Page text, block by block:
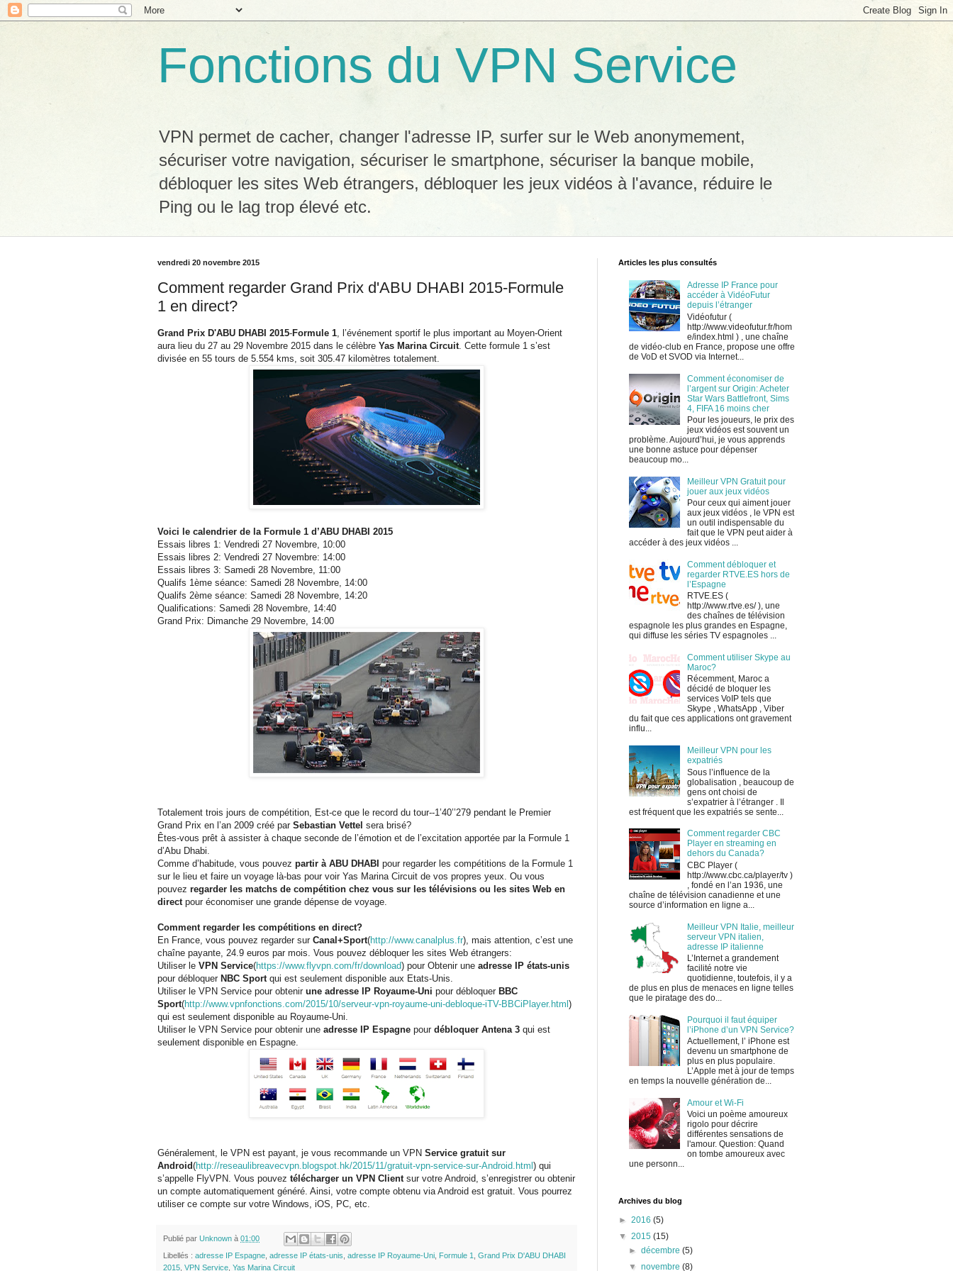
Fonctions du VPN Service
VPN permet de cacher, changer l'adresse IP, surfer sur le Web anonymement,
sécuriser votre navigation, sécuriser le smartphone, sécuriser la banque mobile,
débloquer les sites Web étrangers, débloquer les jeux vidéos à l'avance, réduire le
Ping ou le lag trop élevé etc.
vendredi 20 novembre 2015
Comment regarder Grand Prix d'ABU DHABI 2015-Formule
1 en direct?
Grand Prix D'ABU DHABI 2015-Formule 1 , l’événement sportif le plus important au Moyen-Orient
aura lieu du 27 au 29 Novembre 2015 dans le célèbre Yas Marina Circuit . Cette formule 1 s’est
divisée en 55 tours de 5.554 kms, soit 305.47 kilomètres totalement.
Voici le calendrier de la Formule 1 d’ABU DHABI 2015
Essais libres 1: Vendredi 27 Novembre, 10:00
Essais libres 2: Vendredi 27 Novembre: 14:00
Essais libres 3: Samedi 28 Novembre, 11:00
Qualifs 1ème séance: Samedi 28 Novembre, 14:00
Qualifs 2ème séance: Samedi 28 Novembre, 14:20
Qualifications: Samedi 28 Novembre, 14:40
Grand Prix: Dimanche 29 Novembre, 14:00
Totalement trois jours de compétition, Est-ce que le record du tour--1’40’’279 pendant le Premier
Grand Prix en l’an 2009 créé par Sebastian Vettel sera brisé?
Êtes-vous prêt à assister à chaque seconde de l’émotion et de l’excitation apportée par la Formule 1
d’Abu Dhabi.
Comme d’habitude, vous pouvez partir à ABU DHABI pour regarder les compétitions de la Formule 1
sur le lieu et faire un voyage là-bas pour voir Yas Marina Circuit de vos propres yeux . Ou vous
pouvez regarder les matchs de compétition chez vous sur les télévisions ou les sites Web en
direct pour économiser une grande dépense de voyage.
Comment regarder les compétitions en direct?
En France, vous pouvez regarder sur Canal+Sport(http://www.canalplus.fr) , mais attention, c’est une
chaîne payante, 24.9 euros par mois. Vous pouvez débloquer les sites Web étrangers:
Utiliser le VPN Service(https://www.flyvpn.com/fr/download) pour Obtenir une adresse IP états-unis
pour débloquer NBC Sport qui est seulement disponible aux Etats-Unis.
Utiliser le VPN Service pour obtenir une adresse IP Royaume-Uni pour débloquer BBC
Sport(http://www.vpnfonctions.com/2015/10/serveur-vpn-royaume-uni-debloque-iTV-BBCiPlayer.html)
qui est seulement disponible au Royaume-Uni.
Utiliser le VPN Service pour obtenir une adresse IP Espagne pour débloquer Antena 3 qui est
seulement disponible en Espagne.
Généralement, le VPN est payant, je vous recommande un VPN Service gratuit sur
Android(http://reseaulibreavecvpn.blogspot.hk/2015/11/gratuit-vpn-service-sur-Android.html) qui
s’appelle FlyVPN. Vous pouvez télécharger un VPN Client sur votre Android, s’enregistrer ou obtenir
un compte automatiquement généré. Ainsi, votre compte obtenu via Android est gratuit. Vous pourrez
utiliser ce compte sur votre Windows, iOS, PC, etc.
Publié par Unknown à 01:00
Libellés : adresse IP Espagne adresse IP états-unis adresse IP Royaume-Uni Formule 1
Grand Prix D'ABU DHABI
2015 VPN Service Yas Marina Circuit
Articles les plus consultés
Adresse IP France pour
accéder à VidéoFutur
depuis l’étranger
Vidéofutur (
http://www.videofutur.fr/hom
e/index.html ) , une chaîne
de vidéo-club en France, propose une offre
de VoD et SVOD via Internet...
Comment économiser de
l’argent sur Origin: Acheter
Star Wars Battlefront, Sims
4, FIFA 16 moins cher
Pour les joueurs, le prix des
jeux vidéos est souvent un
problème. Aujourd’hui, je vous apprends
une bonne astuce pour dépenser
beaucoup mo...
Meilleur VPN Gratuit pour
jouer aux jeux vidéos
Pour ceux qui aiment jouer
aux jeux vidéos , le VPN est
un outil indispensable du
fait que le VPN peut aider à
accéder à des jeux vidéos ...
Comment débloquer et
regarder RTVE.ES hors de
l’Espagne
RTVE.ES (
http://www.rtve.es/ ), une
des chaînes de télévision
espagnole les plus grandes en Espagne,
qui diffuse les séries TV espagnoles ...
Comment utiliser Skype au
Maroc?
Récemment, Maroc a
décidé de bloquer les
services VoIP tels que
Skype , WhatsApp , Viber
du fait que ces applications ont gravement
influ...
Meilleur VPN pour les
expatriés
Sous l’influence de la
globalisation , beaucoup de
gens ont choisi de
s’expatrier à l’étranger . Il
est fréquent que les expatriés se sente...
Comment regarder CBC
Player en streaming en
dehors du Canada?
CBC Player (
http://www.cbc.ca/player/tv )
, fondé en l’an 1936, une
chaîne de télévision canadienne et une
source d’information en ligne a...
Meilleur VPN Italie, meilleur
serveur VPN italien,
adresse IP italienne
L’Internet a grandement
facilité notre vie
quotidienne, toutefois, il y a
de plus en plus de menaces en ligne telles
que le piratage des do...
Pourquoi il faut équiper
l’iPhone d’un VPN Service?
Actuellement, l’ iPhone est
devenu un smartphone de
plus en plus populaire.
L’Apple met à jour de temps
en temps la nouvelle génération de...
Amour et Wi-Fi
Voici un poème amoureux
rigolo pour décrire
différentes sensations de
l'amour. Question: Quand
on tombe amoureux avec
une personn...
Archives du blog
► 2016 (5)
▼ 2015 (15)
►décembre(5)
▼novembre(8)